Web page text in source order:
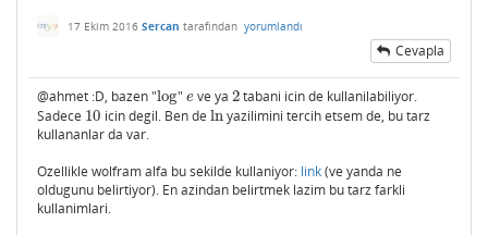
17 Ekim 2016 Sercan tarafından yorumlandı
Cevapla
@ahmet :D, bazen "log
log" e
eve ya 2
2tabani icin de kullanilabiliyor.
Sadece 10
10 icin degil. Ben de ln
lnyazilimini tercih etsem de, bu tarz
kullananlar da var.
Ozellikle wolfram alfa bu sekilde kullaniyor: link(ve yanda ne
oldugunu belirtiyor). En azindan belirtmek lazim bu tarz farkli
kullanimlari.